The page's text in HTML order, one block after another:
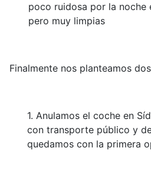
poco ruidosa por la noche
pero muy limpias
Finalmente nos planteamos
1. Anulamos el coche en
con transporte público y
quedamos con la primera